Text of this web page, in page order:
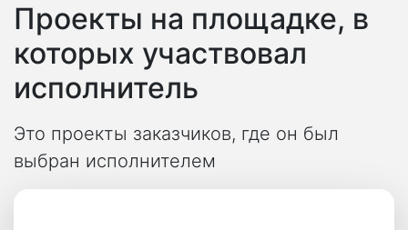
Проекты на площадке, в
которых участвовал
исполнитель
Это проекты заказчиков, где он был
выбран исполнителем